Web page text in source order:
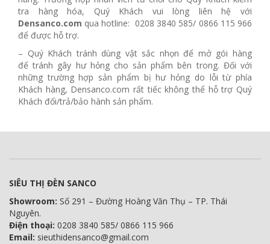
tra hàng hóa, Quý Khách vui lòng liên hệ với
Densanco.com qua hotline: 0208 3840 585/ 0866 115 966
để được hỗ trợ.
– Quý Khách tránh dùng vật sắc nhọn để mở gói hàng
để tránh gây hư hỏng cho sản phẩm bên trong. Đối với
những trường hợp sản phẩm bị hư hỏng do lỗi từ phía
Khách hàng, Densanco.com rất tiếc không thể hỗ trợ Quý
Khách đổi/trả/bảo hành sản phẩm.
SIÊU THỊ ĐÈN SANCO
Showroom: Số 291 – Đường Hoàng Văn Thụ – TP. Thái
Nguyên.
Điện thoại: 0208 3840 585/ 0866 115 966
Email: sieuthidensanco@gmail.com